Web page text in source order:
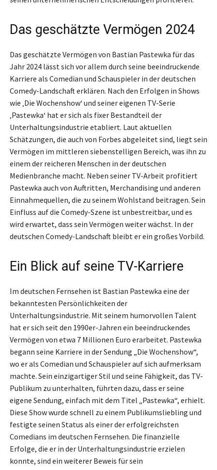
Das geschätzte Vermögen 2024
Das geschätzte Vermögen von Bastian Pastewka für das
Jahr 2024 lässt sich vor allem durch seine beeindruckende
Karriere als Comedian und Schauspieler in der deutschen
Comedy-Landschaft erklären. Nach den Erfolgen in Shows
wie ‚Die Wochenshow‘ und seiner eigenen TV-Serie
‚Pastewka‘ hat er sich als fixer Bestandteil der
Unterhaltungsindustrie etabliert. Laut aktuellen
Schätzungen, die auch von Forbes abgeleitet sind, liegt sein
Vermögen im mittleren siebenstelligen Bereich, was ihn zu
einem der reicheren Menschen in der deutschen
Medienbranche macht. Neben seiner TV-Arbeit profitiert
Pastewka auch von Auftritten, Merchandising und anderen
Einnahmequellen, die zu seinem Wohlstand beitragen. Sein
Einfluss auf die Comedy-Szene ist unbestreitbar, und es
wird erwartet, dass sein Vermögen weiter wächst. In der
deutschen Comedy-Landschaft bleibt er ein großes Vorbild.
Ein Blick auf seine TV-Karriere
Im deutschen Fernsehen ist Bastian Pastewka eine der
bekanntesten Persönlichkeiten der
Unterhaltungsindustrie. Mit seinem humorvollen Talent
hat er sich seit den 1990er-Jahren ein beeindruckendes
Vermögen von etwa 7 Millionen Euro erarbeitet. Pastewka
begann seine Karriere in der Sendung „Die Wochenshow“,
wo er als Comedian und Schauspieler auf sich aufmerksam
machte. Sein einzigartiger Stil und seine Fähigkeit, das TV-
Publikum zu unterhalten, führten dazu, dass er seine
eigene Sendung, einfach mit dem Titel „Pastewka“, erhielt.
Diese Show wurde schnell zu einem Publikumsliebling und
festigte seinen Status als einer der erfolgreichsten
Comedians im deutschen Fernsehen. Die finanzielle
Erfolge, die er in der Unterhaltungsindustrie erzielen
konnte, sind ein weiterer Beweis für sein